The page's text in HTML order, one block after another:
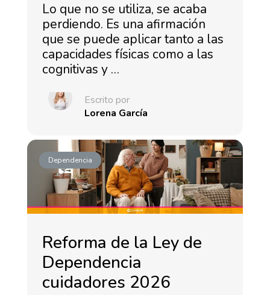
Lo que no se utiliza, se acaba
perdiendo. Es una afirmación
que se puede aplicar tanto a las
capacidades físicas como a las
cognitivas y …
Escrito por
Lorena García
Dependencia
Reforma de la Ley de
Dependencia
cuidadores 2026